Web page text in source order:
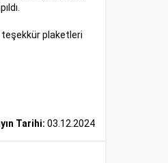
teşekkür plaketleri
Tarihi: 03.12.2024